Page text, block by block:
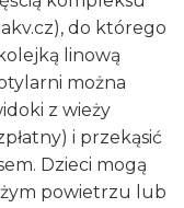
bezpośrednio w
lotu
z góry jest
pod nogi,
niesforne
przekroczyć
ptaki i ryby
Motylarnia
będziesz ją mijać.
dzień,
powietrzu.
bawić się w
obok. Koniec z
nie dopisze! ;-)
do którego
linową
można
z wieży
i przekąsić
Dzieci mogą
powietrzu lub